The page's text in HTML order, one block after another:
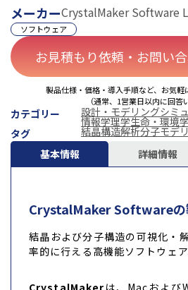
メーカーCrystalMaker Software
ソフトウェア
お見積もり依頼・お問い合
製品仕様・価格・導入手順など、お気軽
（通常、1営業日以内に回答
カテゴリー 設計・モデリングシミ
情報学理学生命・環境
タグ
結晶構造解析分子モデ
基本情報
詳細情報
CrystalMaker Softwareの
結晶および分子構造の可視化・
率的に行える高機能ソフトウェア
CrystalMaker は、Macおよび